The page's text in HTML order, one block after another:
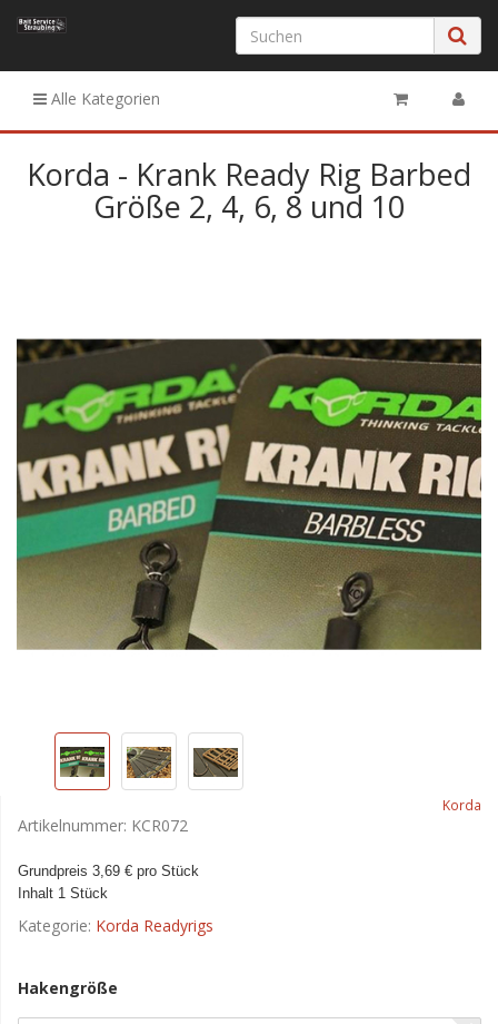
Alle Kategorien
Korda - Krank Ready Rig Barbed
Größe 2, 4, 6, 8 und 10
Korda
Artikelnummer: KCR072
Grundpreis 3,69 € pro Stück
Inhalt 1 Stück
Kategorie: Korda Readyrigs
Hakengröße